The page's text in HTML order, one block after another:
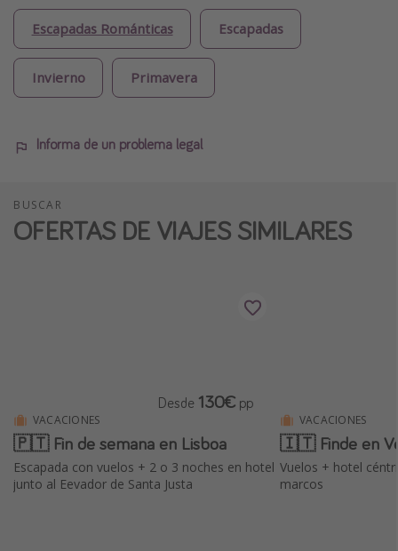
Escapadas Románticas Escapadas
Invierno Primavera
Informa de un problema legal
BUSCAR
OFERTAS DE VIAJES SIMILARES
VACACIONES
🇵🇹 Fin de semana en Lisboa
Escapada con vuelos + 2 o 3 noches en hotel
junto al Eevador de Santa Justa
Desde 130€ pp
VACACIONES
🇮🇹 Finde en
Vuelos + hotel
marcos